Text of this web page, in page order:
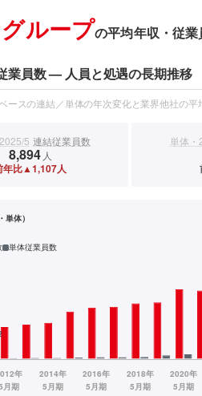
ループの平均年収・従業
業員数 — 人員と処遇の長期推移
ースの連結／単体の年次変化と業界他社の平
5 連結従業員数
8,894 人
年比▲1,107人
単体
単体）
単体従業員数